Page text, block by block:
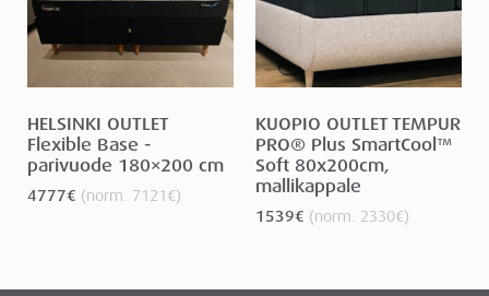
HELSINKI OUTLET
Flexible Base -
parivuode 180×200 cm
4777€ (norm. 7121€)
KUOPIO OUTLET TEMPUR
PRO® Plus SmartCool™
Soft 80x200cm,
mallikappale
1539€ (norm. 2330€)